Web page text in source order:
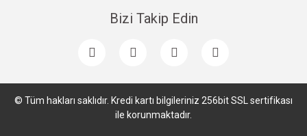
Bizi Takip Edin
© Tüm hakları saklıdır. Kredi kartı bilgileriniz 256bit SSL sertifikası
ile korunmaktadır.